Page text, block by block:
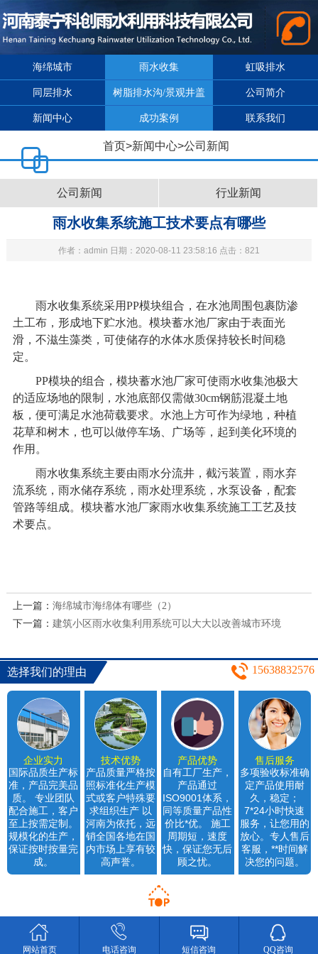
海绵城市 雨水收集 虹吸排水
同层排水 树脂排水沟/景观井盖 公司简介
新闻中心 成功案例 联系我们
首页>新闻中心>公司新闻
公司新闻 行业新闻
雨水收集系统施工技术要点有哪些
作者：admin 日期：2020-08-11 23:58:16 点击：821
雨水收集系统采用PP模块组合，在水池周围包裹防渗
土工布，形成地下贮水池。模块蓄水池厂家由于表面光
滑，不滋生藻类，可使储存的水体水质保持较长时间稳
定。
PP模块的组合，模块蓄水池厂家可使雨水收集池极大
的适应场地的限制，水池底部仅需做30cm钢筋混凝土地
板，便可满足水池荷载要求。水池上方可作为绿地，种植
花草和树木，也可以做停车场、广场等，起到美化环境的
作用。
雨水收集系统主要由雨水分流井，截污装置，雨水弃
流系统，雨水储存系统，雨水处理系统，水泵设备，配套
管路等组成。模块蓄水池厂家雨水收集系统施工工艺及技
术要点。
上一篇： 海绵城市海绵体有哪些（2）
下一篇： 建筑小区雨水收集利用系统可以大大以改善城市环境
选择我们的理由 15638832576
企业实力
国际品质生产标
准，产品完美品
质。 专业团队
配合施工，客户
至上按需定制。
规模化的生产，
保证按时按量完
成。
技术优势
产品质量严格按
照标准化生产模
式或客户特殊要
求组织生产 以
河南为依托，远
销全国各地在国
内市场上享有较
高声誉。
产品优势
自有工厂生产，
产品通过
ISO9001体系，
同等质量产品性
价比*优。 施工
周期短，速度
快，保证您无后
顾之忧。
售后服务
多项验收标准确
定产品使用耐
久，稳定；
7*24小时快速
服务，让您用的
放心。专人售后
客服，**时间解
决您的问题。
网站首页 电话咨询 短信咨询 QQ咨询